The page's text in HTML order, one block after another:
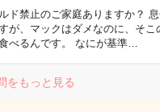
ド禁止のご家庭ありますか？ 息
が、マックはダメなのに、そこ
べるんです。 なにが基準…
をもっと見る